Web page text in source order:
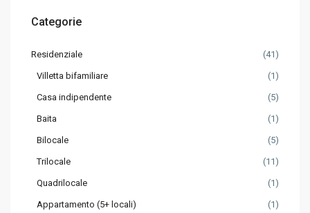
Categorie
Residenziale (41)
Villetta bifamiliare (1)
Casa indipendente (5)
Baita (1)
Bilocale (5)
Trilocale (11)
Quadrilocale (1)
Appartamento (5+ locali) (1)